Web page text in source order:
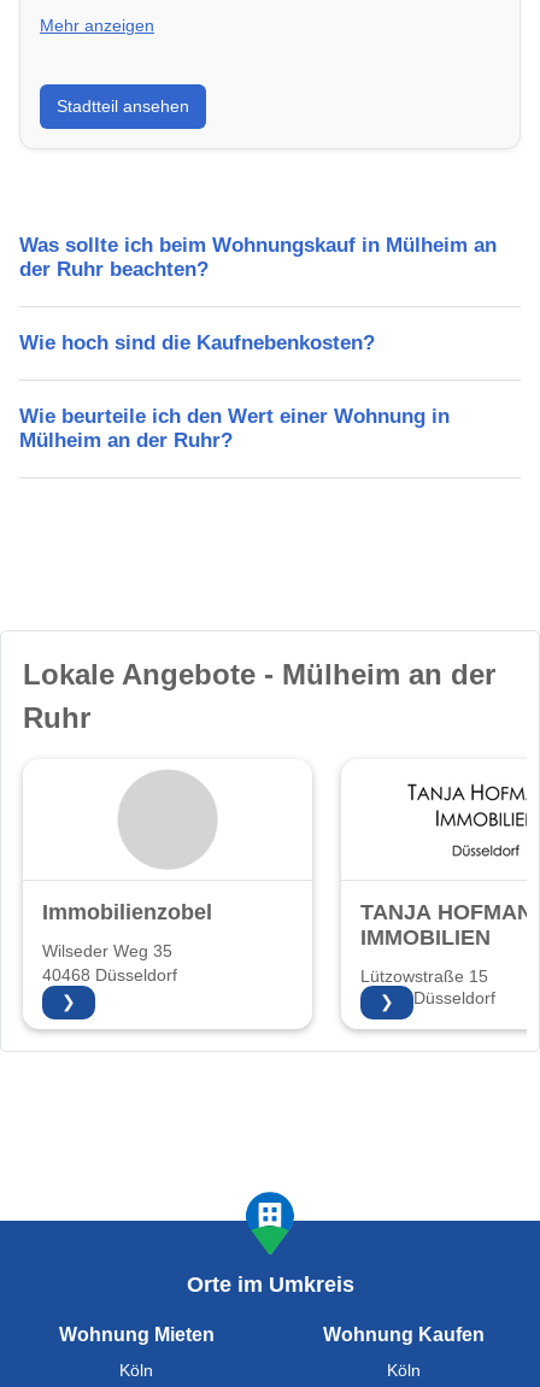
Mehr anzeigen
Erfahre mehr über deinen Stadtteil in Mülheim an der
Ruhr: Lebensqualität, Verkehrsanbindung, Schulen,
Freizeitmöglichkeiten und Mietpreise.
Stadtteil ansehen
Was sollte ich beim Wohnungskauf in Mülheim an
der Ruhr beachten?
Wie hoch sind die Kaufnebenkosten?
Wie beurteile ich den Wert einer Wohnung in
Mülheim an der Ruhr?
Lokale Angebote - Mülheim an der
Ruhr
Immobilienzobel
Wilseder Weg 35
40468 Düsseldorf
❯
TANJA
IMMOBILIEN
Lützowstraße 15
40476 Düsseldorf
❯
Orte im Umkreis
Wohnung Mieten
Köln
Wohnung Kaufen
Köln